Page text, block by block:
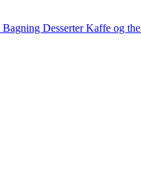
Bagning DesserterKaffe og the